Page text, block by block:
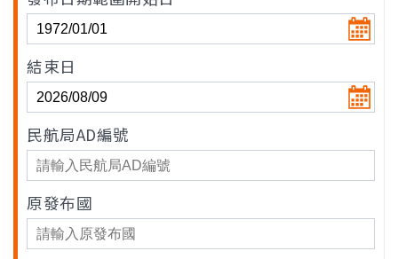
結束日
民航局AD編號
原發布國